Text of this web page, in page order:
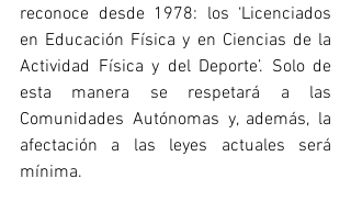
reconoce desde 1978: los ‘Licenciados
en Educación Física y en Ciencias de la
Actividad Física y del Deporte’. Solo de
esta manera se respetará a las
Comunidades Autónomas y, además, la
afectación a las leyes actuales será
mínima.